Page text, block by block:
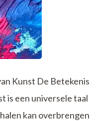
Kunst De Betekenis
is een universele taal
kan overbrengen